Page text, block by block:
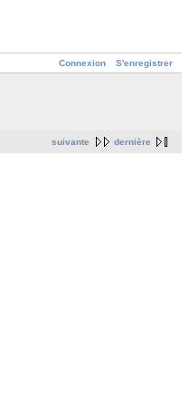
Connexion S'enregistrer
suivante dernière